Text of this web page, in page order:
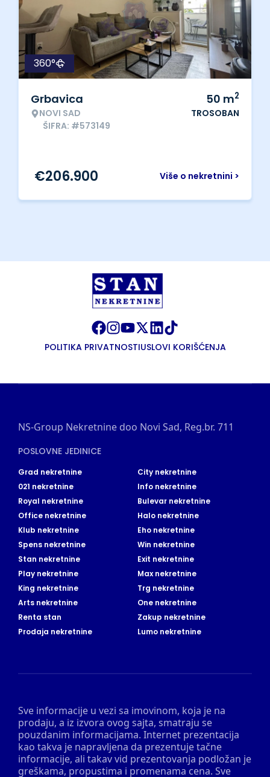
360°
Grbavica
NOVI SAD
ŠIFRA: #573149
50 m2
TROSOBAN
Više o nekretnini >
€206.900
POLITIKA PRIVATNOSTIUSLOVI KORIŠĆENJA
Sve informacije u vezi sa imovinom, koja je na
prodaju, a iz izvora ovog sajta, smatraju se
pouzdanim informacijama. Internet prezentacija
kao takva je napravljena da prezentuje tačne
informacije, ali takav vid prezentovanja podložan je
greškama, propustima i promenama cena. Sve
NS-Group Nekretnine doo Novi Sad, Reg.br. 711
POSLOVNE JEDINICE
Grad nekretnine
City nekretnine
021 nekretnine
Info nekretnine
Royal nekretnine
Bulevar nekretnine
Office nekretnine
Halo nekretnine
Klub nekretnine
Eho nekretnine
Spens nekretnine
Win nekretnine
Stan nekretnine
Exit nekretnine
Play nekretnine
Max nekretnine
King nekretnine
Trg nekretnine
Arts nekretnine
One nekretnine
Renta stan
Zakup nekretnine
Prodaja nekretnine
Lumo nekretnine